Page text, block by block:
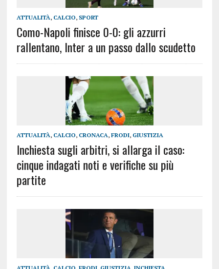
ATTUALITÀ, CALCIO, SPORT
Como-Napoli finisce 0-0: gli azzurri
rallentano, Inter a un passo dallo scudetto
ATTUALITÀ, CALCIO, CRONACA, FRODI, GIUSTIZIA
Inchiesta sugli arbitri, si allarga il caso:
cinque indagati noti e verifiche su più
partite